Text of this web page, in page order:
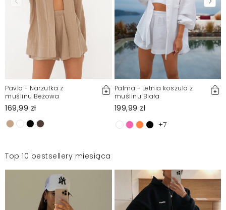
Pavla - Narzutka z
muślinu Beżowa
169,99 zł
Palma - Letnia koszula z
muślinu Biała
199,99 zł
+7
Top 10 bestsellery miesiąca